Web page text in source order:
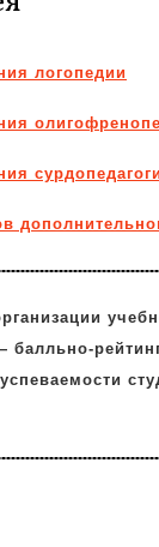
логопедии
балльно-